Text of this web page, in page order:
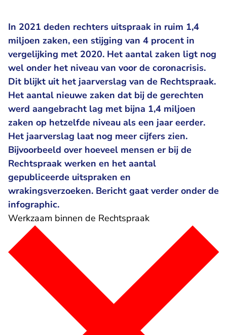
In 2021 deden rechters uitspraak in ruim 1,4
miljoen zaken, een stijging van 4 procent in
vergelijking met 2020. Het aantal zaken ligt nog
wel onder het niveau van voor de coronacrisis.
Dit blijkt uit het jaarverslag van de Rechtspraak.
Het aantal nieuwe zaken dat bij de gerechten
werd aangebracht lag met bijna 1,4 miljoen
zaken op hetzelfde niveau als een jaar eerder.
Het jaarverslag laat nog meer cijfers zien.
Bijvoorbeeld over hoeveel mensen er bij de
Rechtspraak werken en het aantal
gepubliceerde uitspraken en
wrakingsverzoeken. Bericht gaat verder onder de
infographic.
Werkzaam binnen de Rechtspraak